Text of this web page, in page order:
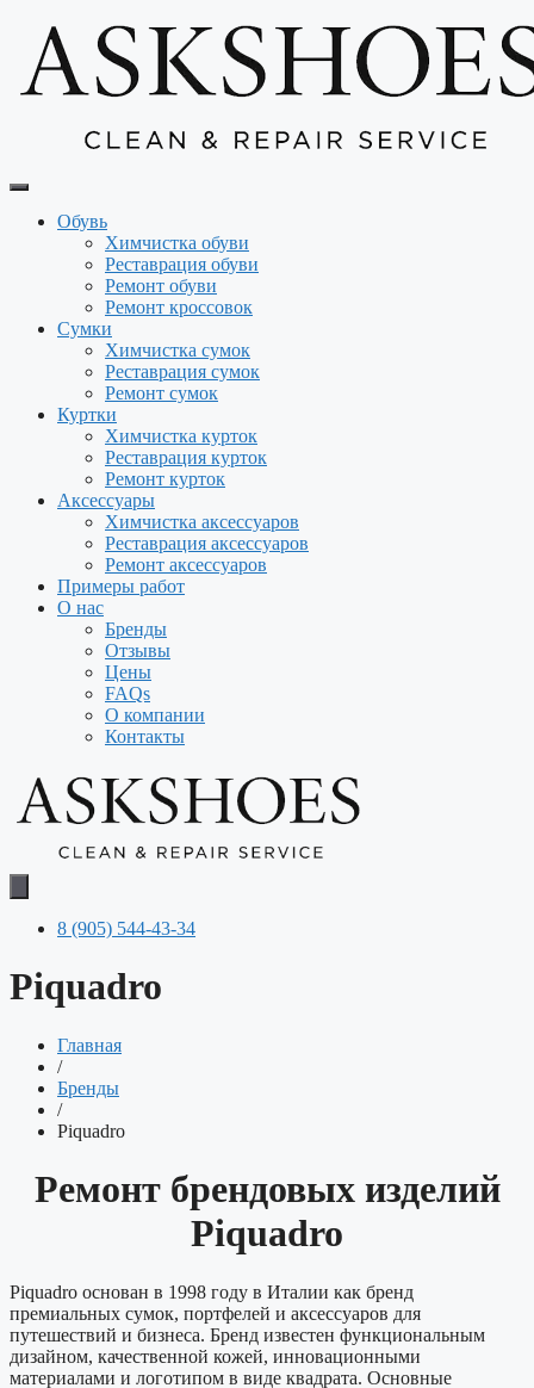
содержимому
Обувь
Химчистка обуви
Реставрация обуви
Ремонт обуви
Ремонт кроссовок
Сумки
Химчистка сумок
Реставрация сумок
Ремонт сумок
Куртки
Химчистка курток
Реставрация курток
Ремонт курток
Аксессуары
Химчистка аксессуаров
Реставрация аксессуаров
Ремонт аксессуаров
Примеры работ
О нас
Бренды
Отзывы
Цены
FAQs
О компании
Контакты
8 (905) 544-43-34
Piquadro
Главная
/
Бренды
/
Piquadro
Ремонт брендовых изделий
Piquadro
Piquadro основан в 1998 году в Италии как бренд
премиальных сумок, портфелей и аксессуаров для
путешествий и бизнеса. Бренд известен функциональным
дизайном, качественной кожей, инновационными
материалами и логотипом в виде квадрата. Основные